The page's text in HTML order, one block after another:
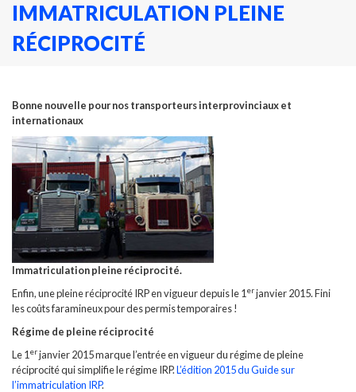
IMMATRICULATION PLEINE
RÉCIPROCITÉ
Bonne nouvelle pour nos transporteurs interprovinciaux et
internationaux
Immatriculation pleine réciprocité.
Enfin, une pleine réciprocité IRP en vigueur depuis le 1 erjanvier 2015. Fini
les coûts faramineux pour des permis temporaires !
Régime de pleine réciprocité
Le 1 erjanvier 2015 marque l’entrée en vigueur du régime de pleine
réciprocité qui simplifie le régime IRP.L’édition 2015 du Guide sur
l’immatriculation IRP.